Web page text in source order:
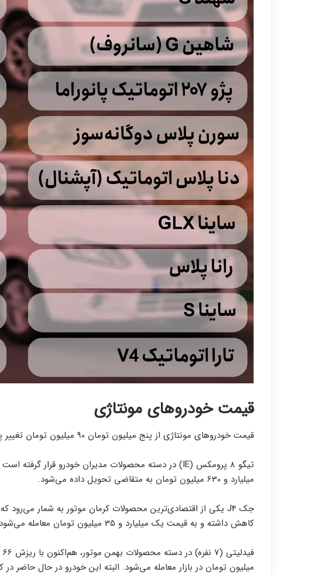
قیمت خودرو‌های مونتاژی
قیمت خودرو‌های مونتاژی از پنج میلیون تومان 90 میلیون تومان تغییر پیدا کرد.
میلیارد و 630 میلیون تومان به متقاضی تحویل داده می‌شود.
کاهش داشته و به قیمت یک میلیارد و 35 میلیون تومان معامله می‌شود.
میلیون تومان در بازار معامله می‌شود. البته این خودرو در حال حاضر